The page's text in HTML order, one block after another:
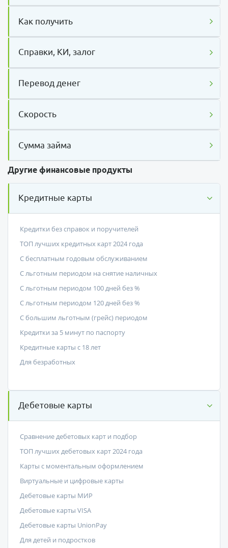
Как получить
Справки, КИ, залог
Перевод денег
Скорость
Сумма займа
Другие финансовые продукты
Кредитные карты
Кредитки без справок и поручителей
ТОП лучших кредитных карт 2024 года
С бесплатным годовым обслуживанием
С льготным периодом на снятие наличных
С льготным периодом 100 дней без %
С льготным периодом 120 дней без %
С большим льготным (грейс) периодом
Кредитки за 5 минут по паспорту
Кредитные карты с 18 лет
Для безработных
Дебетовые карты
Сравнение дебетовых карт и подбор
ТОП лучших дебетовых карт 2024 года
Карты с моментальным оформлением
Виртуальные и цифровые карты
Дебетовые карты МИР
Дебетовые карты VISA
Дебетовые карты UnionPay
Для детей и подростков